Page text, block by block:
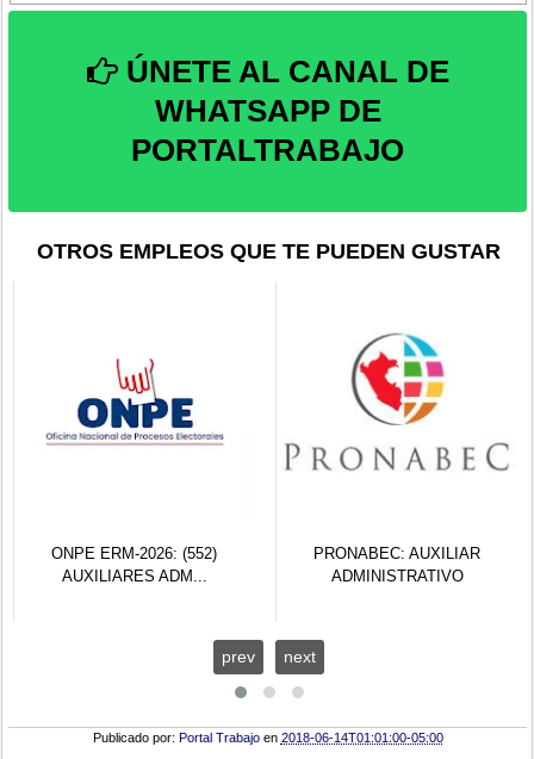
ÚNETE AL CANAL DE
WHATSAPP DE
PORTALTRABAJO
OTROS EMPLEOS QUE TE PUEDEN GUSTAR
ONPE ERM-2026: (552)
AUXILIARES ADM...
PRONABEC: AUXILIAR
ADMINISTRATIVO
prev next
Publicado por: Portal Trabajo en 2018-06-14T01:01:00-05:00